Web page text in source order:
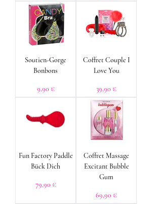
Soutien-Gorge
Bonbons
Prix
9,90 €
Coffret Couple I
Love You
Prix
39,90 €
Fun Factory Paddle
Bück Dich
Prix
79,90 €
Coffret Massage
Excitant Bubble
Gum
Prix
69,90 €